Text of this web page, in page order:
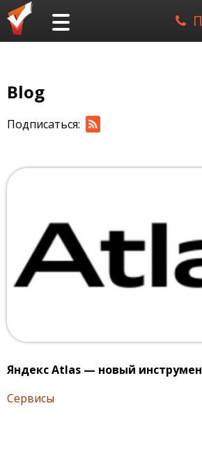
Blog
Подписаться:
Яндекс Atlas — новый
Сервисы